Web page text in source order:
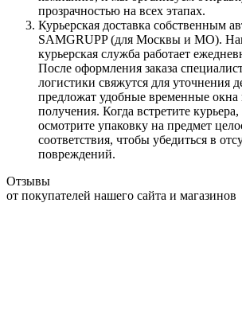
прозрачностью на всех этапах.
Курьерская доставка собственным
SAMGRUPP (для Москвы и МО).
курьерская служба работает
После оформления заказа
логистики свяжутся для уточнения
предложат удобные временные окна
получения. Когда встретите курьера,
осмотрите упаковку на предмет
соответствия, чтобы убедиться в
повреждений.
Отзывы
от покупателей нашего сайта и магазинов